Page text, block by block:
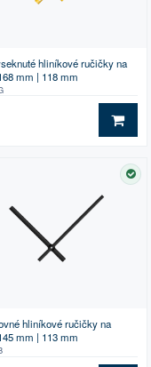
hliníkové ručičky na
mm | 118 mm
DO
hliníkové ručičky na
mm | 113 mm